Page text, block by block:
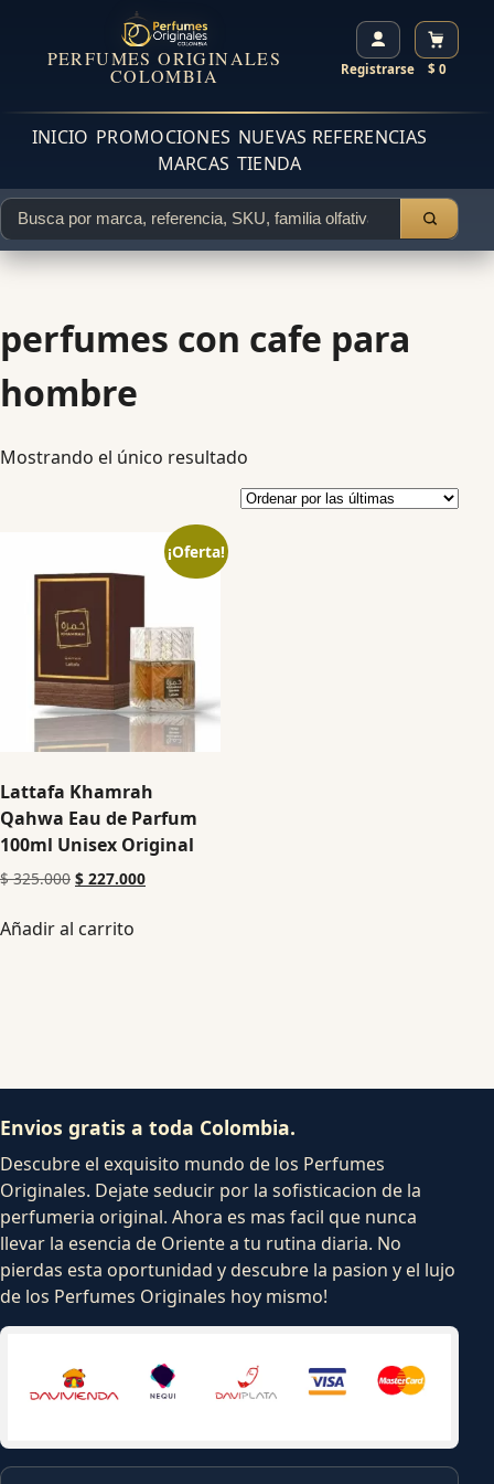
PERFUMES ORIGINALES
COLOMBIA Registrarse $ 0
INICIO PROMOCIONES NUEVAS REFERENCIAS
MARCAS TIENDA
perfumes con cafe para
hombre
Mostrando el único resultado
¡Oferta!
Lattafa Khamrah
Qahwa Eau de Parfum
100ml Unisex Original
$325.000 $ 227.000
Añadir al carrito
Envios gratis a toda Colombia.
Descubre el exquisito mundo de los Perfumes
Originales. Dejate seducir por la sofisticacion de la
perfumeria original. Ahora es mas facil que nunca
llevar la esencia de Oriente a tu rutina diaria. No
pierdas esta oportunidad y descubre la pasion y el lujo
de los Perfumes Originales hoy mismo!